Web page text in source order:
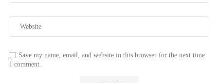
Save my name, email, and website in this browser for the next time
I comment.